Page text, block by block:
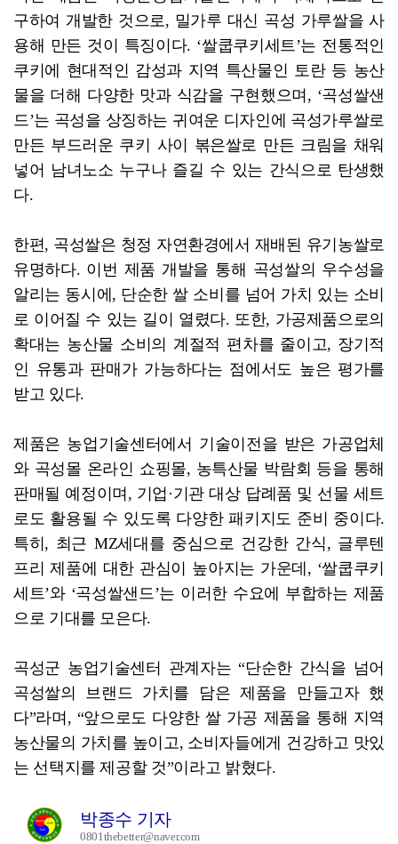
구하여 개발한 것으로, 밀가루 대신 곡성 가루쌀을 사
용해 만든 것이 특징이다. ‘쌀쿱쿠키세트’는 전통적인
쿠키에 현대적인 감성과 지역 특산물인 토란 등 농산
물을 더해 다양한 맛과 식감을 구현했으며, ‘곡성쌀샌
드’는 곡성을 상징하는 귀여운 디자인에 곡성가루쌀로
만든 부드러운 쿠키 사이 볶은쌀로 만든 크림을 채워
넣어 남녀노소 누구나 즐길 수 있는 간식으로 탄생했
다.
한편, 곡성쌀은 청정 자연환경에서 재배된 유기농쌀로
유명하다. 이번 제품 개발을 통해 곡성쌀의 우수성을
알리는 동시에, 단순한 쌀 소비를 넘어 가치 있는 소비
로 이어질 수 있는 길이 열렸다. 또한, 가공제품으로의
확대는 농산물 소비의 계절적 편차를 줄이고, 장기적
인 유통과 판매가 가능하다는 점에서도 높은 평가를
받고 있다.
제품은 농업기술센터에서 기술이전을 받은 가공업체
와 곡성몰 온라인 쇼핑몰, 농특산물 박람회 등을 통해
판매될 예정이며, 기업·기관 대상 답례품 및 선물 세트
로도 활용될 수 있도록 다양한 패키지도 준비 중이다.
특히, 최근 MZ세대를 중심으로 건강한 간식, 글루텐
프리 제품에 대한 관심이 높아지는 가운데, ‘쌀쿱쿠키
세트’와 ‘곡성쌀샌드’는 이러한 수요에 부합하는 제품
으로 기대를 모은다.
곡성군 농업기술센터 관계자는 “단순한 간식을 넘어
곡성쌀의 브랜드 가치를 담은 제품을 만들고자 했
다”라며, “앞으로도 다양한 쌀 가공 제품을 통해 지역
농산물의 가치를 높이고, 소비자들에게 건강하고 맛있
는 선택지를 제공할 것”이라고 밝혔다.
박종수 기자
0801thebetter@naver.com